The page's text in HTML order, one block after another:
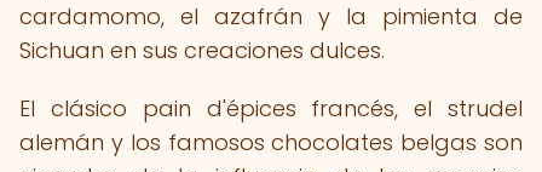
cardamomo, el azafrán y la pimienta de
Sichuan en sus creaciones dulces.
El clásico pain d'épices francés, el strudel
alemán y los famosos chocolates belgas son